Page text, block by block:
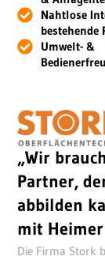
Nahtlose
bestehende
Umwelt- &
„Wir
Partner,
abbilden
mit
Die Firma Stork